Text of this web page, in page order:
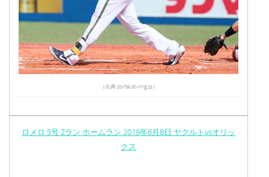
（出典 portal.st-img.jp）
ロメロ 5号 2ラン ホームラン 2019年6月8日 ヤクルトvsオリッ
クス